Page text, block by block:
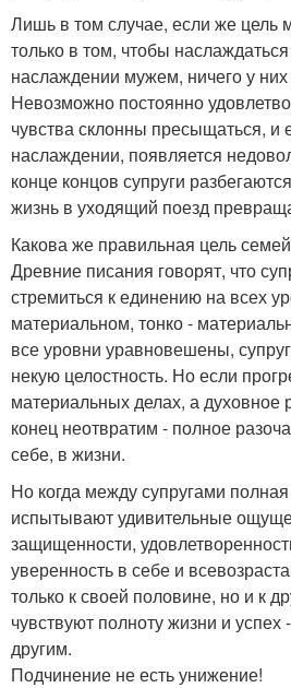
Лишь в том случае, если же цель
только в том, чтобы
наслаждении мужем, ничего у них
Невозможно постоянно
чувства склонны пресыщаться, и
наслаждении, появляется
конце концов супруги
жизнь в уходящий поезд
Какова же правильная цель
Древние писания говорят, что
стремиться к единению на всех
материальном, тонко -
все уровни уравновешены,
некую целостность. Но если
материальных делах, а духовное
конец неотвратим - полное
себе, в жизни.
Но когда между супругами
испытывают удивительные
защищенности,
уверенность в себе и
только к своей половине, но и к
чувствуют полноту жизни и успех
другим.
Подчинение не есть унижение!